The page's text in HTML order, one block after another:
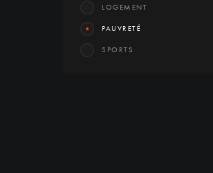
LOGEMENT
PAUVRETÉ
SPORTS